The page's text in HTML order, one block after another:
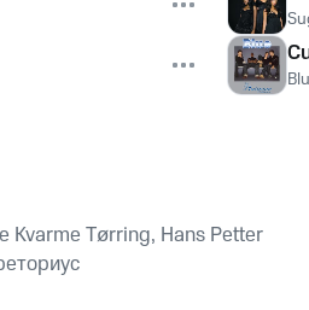
Tørring, Hans Petter